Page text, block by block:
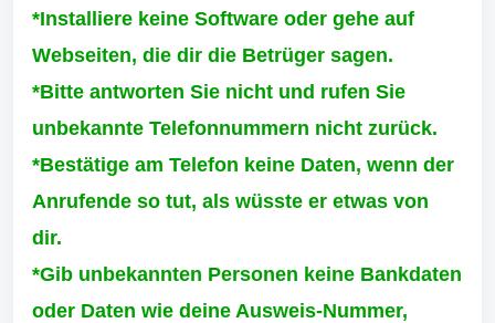
*Installiere keine Software oder gehe auf
Webseiten, die dir die Betrüger sagen.
*Bitte antworten Sie nicht und rufen Sie
unbekannte Telefonnummern nicht zurück.
*Bestätige am Telefon keine Daten, wenn der
Anrufende so tut, als wüsste er etwas von
dir.
*Gib unbekannten Personen keine Bankdaten
oder Daten wie deine Ausweis-Nummer,